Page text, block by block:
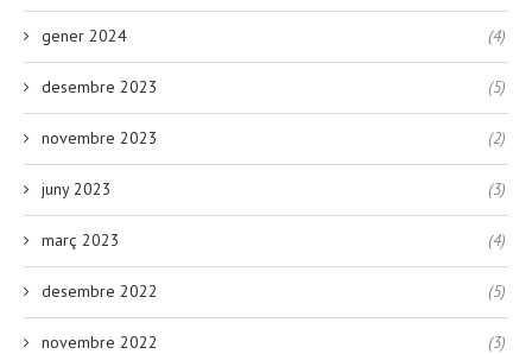
gener 2024 (4)
desembre 2023 (5)
novembre 2023 (2)
juny 2023 (3)
març 2023 (4)
desembre 2022 (5)
novembre 2022 (3)